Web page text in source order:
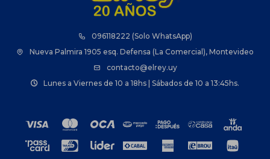
096118222 (Solo WhatsApp)
Nueva Palmira 1905 esq. Defensa (La Comercial), Montevideo
contacto@elrey.uy
Lunes a Viernes de 10 a 18hs | Sábados de 10 a 13:45hs.